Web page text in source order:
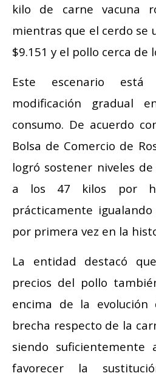
kilo de carne vacuna
mientras que el cerdo se
$9.151 y el pollo cerca de
Este escenario está
modificación gradual
consumo. De acuerdo
Bolsa de Comercio de
logró sostener niveles
a los 47 kilos por
prácticamente
por primera vez en la
La entidad destacó
precios del pollo
encima de la evolución
brecha respecto de la
siendo suficientemente
favorecer la